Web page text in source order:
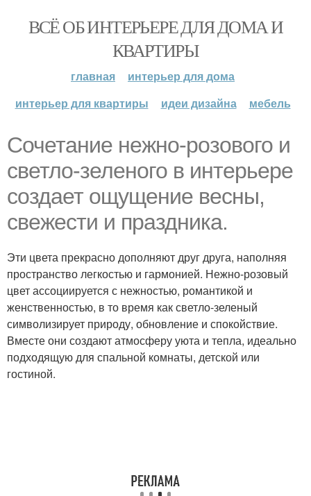
ВСЁ ОБ ИНТЕРЬЕРЕ ДЛЯ ДОМА И
КВАРТИРЫ
главная
интерьер для дома
интерьер для квартиры
идеи дизайна мебель
Сочетание нежно-розового и
светло-зеленого в интерьере
создает ощущение весны,
свежести и праздника.
Эти цвета прекрасно дополняют друг друга, наполняя
пространство легкостью и гармонией. Нежно-розовый
цвет ассоциируется с нежностью, романтикой и
женственностью, в то время как светло-зеленый
символизирует природу, обновление и спокойствие.
Вместе они создают атмосферу уюта и тепла, идеально
подходящую для спальной комнаты, детской или
гостиной.